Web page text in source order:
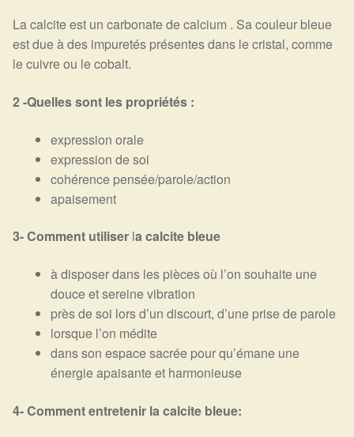
La calcite est un carbonate de calcium . Sa couleur bleue
est due à des impuretés présentes dans le cristal, comme
le cuivre ou le cobalt.
2 -Quelles sont les propriétés :
expression orale
expression de soi
cohérence pensée/parole/action
apaisement
3- Comment utiliser la calcite bleue
à disposer dans les pièces où l’on souhaite une
douce et sereine vibration
près de soi lors d’un discourt, d’une prise de parole
lorsque l’on médite
dans son espace sacrée pour qu’émane une
énergie apaisante et harmonieuse
4- Comment entretenir la calcite bleue: